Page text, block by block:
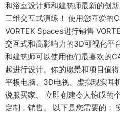
和浴室设计师和建筑师最新的创
三维交互式演练！ 使用您喜爱的
VORTEK Spaces进行销售
交互式和高影响力的3D可视化平
和建筑师可以使用他们最喜欢的
起进行设计。你的愿景和项目值
平板电脑、3D电视、虚拟现实耳
说服买家。 立即创建令人惊叹的
定制，销售。 以下是您需要的：